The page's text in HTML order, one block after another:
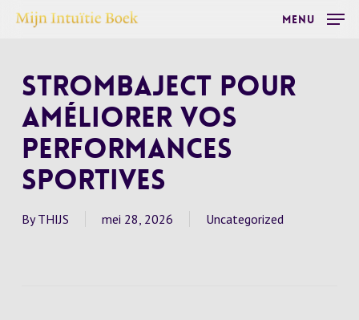
Skip
content
Menu
Strombaject pour
améliorer vos
performances
sportives
By THIJS mei 28, 2026 Uncategorized